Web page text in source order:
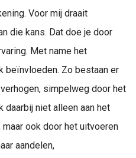
Voor mij draait
die kans. Dat doe je door
Met name het
beïnvloeden. Zo bestaan er
simpelweg door het
daarbij niet alleen aan het
maar ook door het uitvoeren
aandelen,